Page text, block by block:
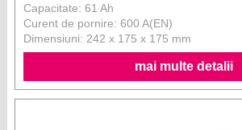
Capacitate: 61 Ah
Curent de pornire: 600 A(EN)
Dimensiuni: 242 x 175 x 175 mm
mai multe detalii